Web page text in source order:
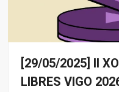
Eventos
[29/05/2025] II
LIBRES VIGO